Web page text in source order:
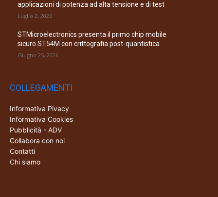
applicazioni di potenza ad alta tensione e di test
Luglio 2, 2026
STMicroelectronics presenta il primo chip mobile
sicuro ST54M con crittografia post-quantistica
Giugno 25, 2026
COLLEGAMENTI
Informativa Pivacy
Informativa Cookies
Pubblicità - ADV
Collabora con noi
Contatti
Chi siamo